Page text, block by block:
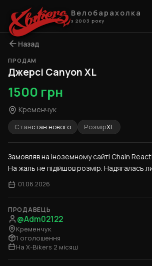
Велобарахолка
з 2003 року
Назад
ПРОДАМ
Джерсі Canyon XL
1500 грн
Кременчук
Станстан нового РозмірXL
Замовляв на іноземному сайті Chain
На жаль не підійшов розмір. Надягалась
01.06.2026
ПРОДАВЕЦЬ
@Adm02122
Кременчук
1 оголошення
На X-Bikers 2 місяці